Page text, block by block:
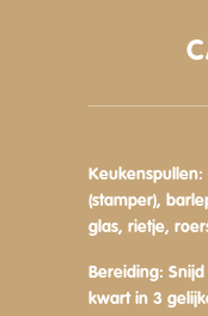
Keukenspullen:
(stamper),
glas, rietje,
Bereiding:
kwart in 3